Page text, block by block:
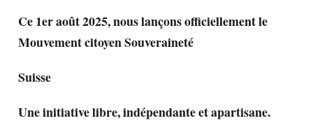
Ce 1er août 2025, nous lançons officiellement le
Mouvement citoyen Souveraineté
Suisse
Une initiative libre, indépendante et apartisane.